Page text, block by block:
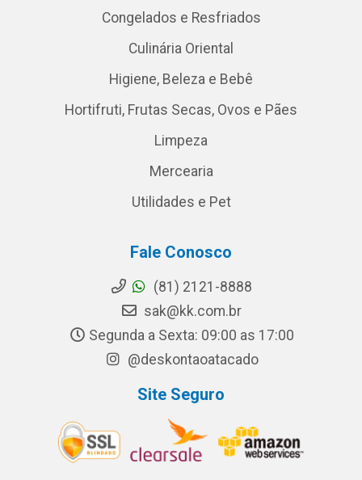
Congelados e Resfriados
Culinária Oriental
Higiene, Beleza e Bebê
Hortifruti, Frutas Secas, Ovos e Pães
Limpeza
Mercearia
Utilidades e Pet
Fale Conosco
(81) 2121-8888
sak@kk.com.br
Segunda a Sexta: 09:00 as 17:00
@deskontaoatacado
Site Seguro